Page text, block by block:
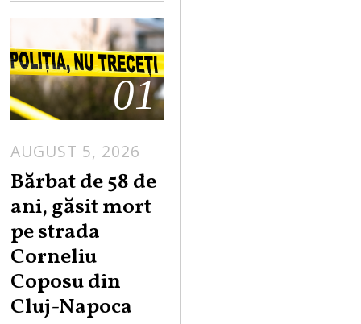
01
AUGUST 5, 2026
Bărbat de 58 de
ani, găsit mort
pe strada
Corneliu
Coposu din
Cluj-Napoca